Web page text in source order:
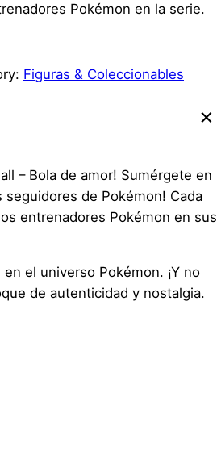
Pokémon en la serie.
Figuras & Coleccionables
– Bola de amor! Sumérgete en
de Pokémon! Cada
entrenadores Pokémon en sus
el universo Pokémon. ¡Y no
de autenticidad y nostalgia.